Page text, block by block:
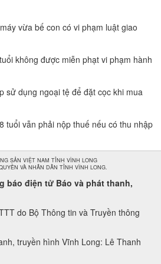
vừa bế con có vi phạm luật giao
không được miễn phạt vi phạm hành
sử dụng ngoại tệ để đặt cọc khi mua
tuổi vẫn phải nộp thuế nếu có thu nhập
SẢN VIỆT NAM TỈNH VĨNH LONG
VÀ NHÂN DÂN TỈNH VĨNH LONG.
báo điện tử Báo và phát thanh,
do Bộ Thông tin và Truyền thông
truyền hình Vĩnh Long: Lê Thanh